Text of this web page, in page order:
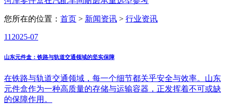
您所在的位置： 首页 > 新闻资讯 > 行业资讯
11 2025-07
山东元件盒：铁路与轨道交通领域的坚实保障
在铁路与轨道交通领域，每一个细节都关乎安全与效率。山东
元件盒作为一种高质量的存储与运输容器，正发挥着不可或缺
的保障作用。